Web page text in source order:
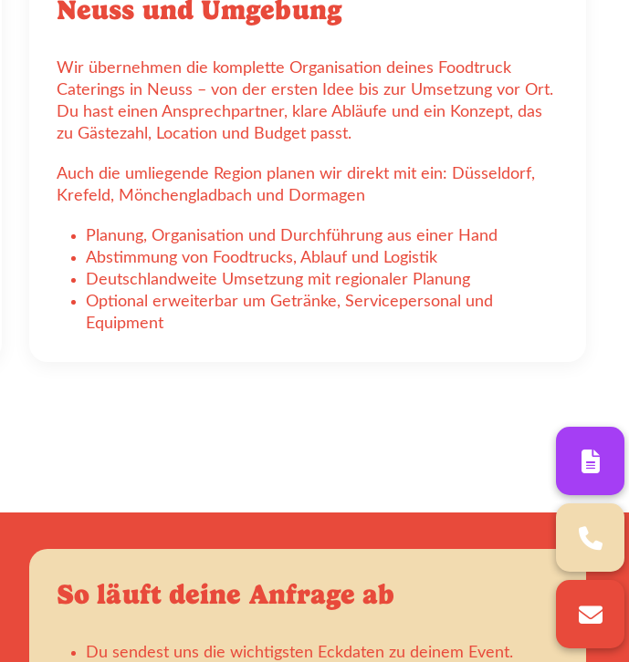
Neuss und Umgebung
Wir übernehmen die komplette Organisation deines Foodtruck
Caterings in Neuss – von der ersten Idee bis zur Umsetzung vor Ort.
Du hast einen Ansprechpartner, klare Abläufe und ein Konzept, das
zu Gästezahl, Location und Budget passt.
Auch die umliegende Region planen wir direkt mit ein: Düsseldorf,
Krefeld, Mönchengladbach und Dormagen
Planung, Organisation und Durchführung aus einer Hand
Abstimmung von Foodtrucks, Ablauf und Logistik
Deutschlandweite Umsetzung mit regionaler Planung
Optional erweiterbar um Getränke, Servicepersonal und
Equipment
So läuft deine Anfrage ab
Du sendest uns die wichtigsten Eckdaten zu deinem Event.